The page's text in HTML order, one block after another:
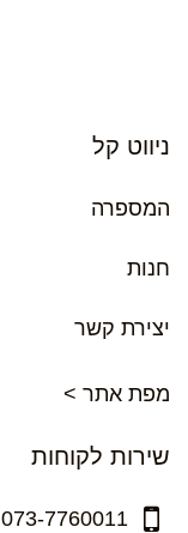
ניווט קל
המספרה
חנות
יצירת קשר
מפת אתר >
שירות לקוחות
073-7760011